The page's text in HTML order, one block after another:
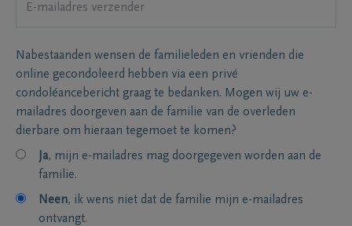
Nabestaanden wensen de familieleden en vrienden die
online gecondoleerd hebben via een privé
condoléancebericht graag te bedanken. Mogen wij uw e-
mailadres doorgeven aan de familie van de overleden
dierbare om hieraan tegemoet te komen?
Ja, mijn e-mailadres mag doorgegeven worden aan de
familie.
Neen, ik wens niet dat de familie mijn e-mailadres
ontvangt.